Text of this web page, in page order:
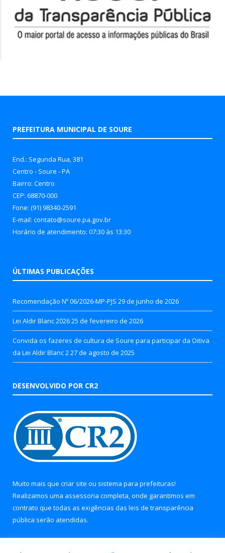
PREFEITURA MUNICIPAL DE SOURE
End.: Segunda Rua, 381
Centro - Soure - PA
Bairro: Centro
CEP: 68870-000
Fone: (91) 98340-2591
E-mail: contato@soure.pa.gov.br
Horário de atendimento: 07:30 às 13:30
ÚLTIMAS PUBLICAÇÕES
Recomendação Nº 06/2026-MP-PJS 29 de junho de 2026
Lei Aldir Blanc 202625 de fevereiro de 2026
Convida os fazeres de cultura de Soure para participar da Oitiva
da Lei Aldir Blanc 2 27 de agosto de 2025
DESENVOLVIDO POR CR2
Muito mais que criar site ou sistema para prefeituras!
Realizamos uma assessoria completa, onde garantimos em
contrato que todas as exigências das leis de transparência
pública serão atendidas.